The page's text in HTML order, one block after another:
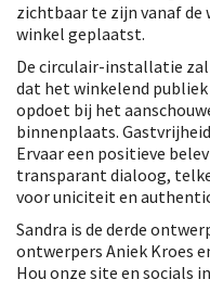
zichtbaar te zijn vanaf
winkel geplaatst.
De circulair-installatie
dat het winkelend
opdoet bij het
binnenplaats.
Ervaar een positieve
transparant dialoog,
voor uniciteit en
Sandra is de derde
ontwerpers Aniek Kroes
Hou onze site en socials